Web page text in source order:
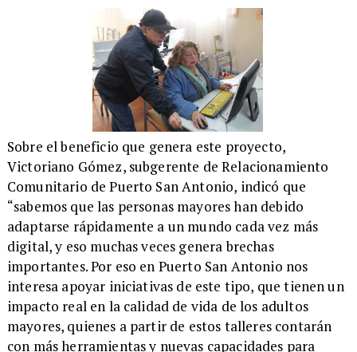
​Sobre el beneficio que genera este proyecto,
Victoriano Gómez, subgerente de Relacionamiento
Comunitario de Puerto San Antonio, indicó que
“sabemos que las personas mayores han debido
adaptarse rápidamente a un mundo cada vez más
digital, y eso muchas veces genera brechas
importantes. Por eso en Puerto San Antonio nos
interesa apoyar iniciativas de este tipo, que tienen un
impacto real en la calidad de vida de los adultos
mayores, quienes a partir de estos talleres contarán
con más herramientas y nuevas capacidades para